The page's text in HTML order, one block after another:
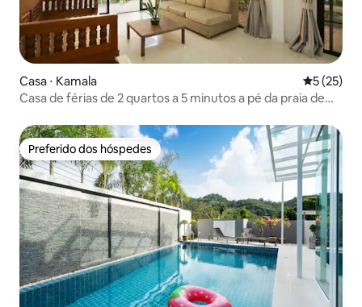
Casa ⋅ Kamala 5 de uma
5 (25)
Casa de férias de 2 quartos a 5 minutos a pé da praia de
Preferido dos hóspedes
Preferido dos hóspedes